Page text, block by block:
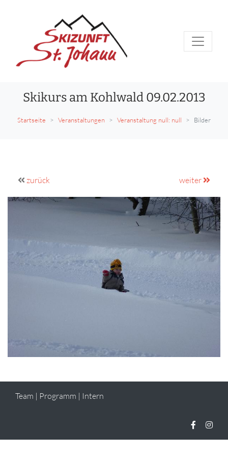
Skikurs am Kohlwald 09.02.2013
Startseite Veranstaltungen Veranstaltung null: null Bilder
zurück weiter
Team | Programm | Intern